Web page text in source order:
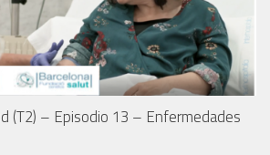
(T2) – Episodio 13 – Enfermedades